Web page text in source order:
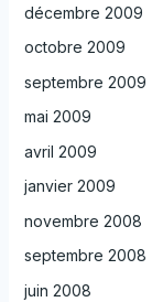
décembre 2009
octobre 2009
septembre 2009
mai 2009
avril 2009
janvier 2009
novembre 2008
septembre 2008
juin 2008